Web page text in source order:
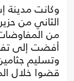
وكانت
الثاني من
من
أفضت إلى
وتسليم
قضوا خلال